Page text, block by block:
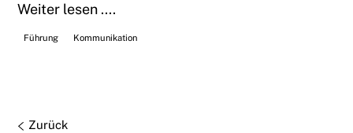
Weiter lesen ....
Führung Kommunikation
Zurück